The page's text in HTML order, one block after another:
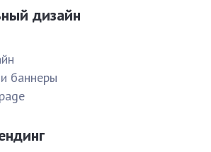
дизайн
баннеры